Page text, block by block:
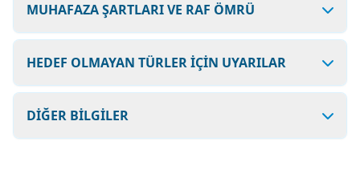
MUHAFAZA ŞARTLARI VE RAF ÖMRÜ
HEDEF OLMAYAN TÜRLER İÇİN UYARILAR
DİĞER BİLGİLER